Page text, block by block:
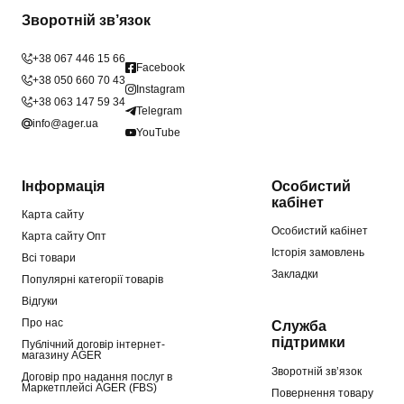
Зворотній зв’язок
+38 067 446 15 66
+38 050 660 70 43
+38 063 147 59 34
info@ager.ua
Facebook
Instagram
Telegram
YouTube
Інформація
Карта сайту
Карта сайту Опт
Всі товари
Популярні категорії товарів
Відгуки
Про нас
Публічний договір інтернет-
магазину AGER
Договір про надання послуг в
Маркетплейсі AGER (FBS)
Особистий
кабінет
Особистий кабінет
Історія замовлень
Закладки
Служба
підтримки
Зворотній зв’язок
Повернення товару